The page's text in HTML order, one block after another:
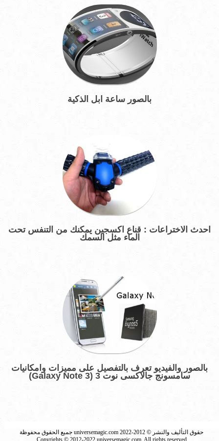
بالصور ساعة ابل الذكية
احدث الاختراعات : قناع اكسجين يمكنك من التنفس تحت
الماء مثل السمك
بالصور والفيديو تعرف بالتفصيل على مميزات وامكانيات
سامسونج جالاكسى نوت 3 (Galaxy Note 3)
حقوق التأليف والنشر © 2012-2022 universemagic.com جميع الحقوق محفوظة